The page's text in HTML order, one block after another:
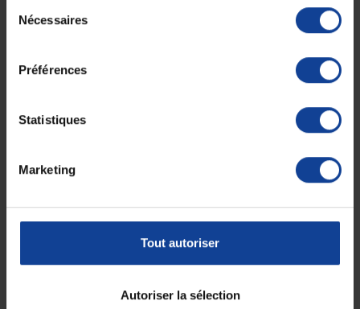
Nécessaires
Préférences
Statistiques
Marketing
Tout autoriser
Autoriser la sélection